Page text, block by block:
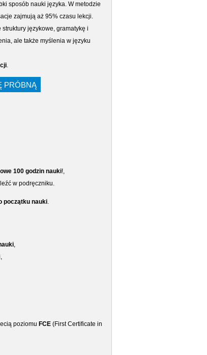
sposób nauki języka. W metodzie
zajmują aż 95% czasu lekcji.
językowe, gramatykę i
ale także myślenia w języku
.
PRÓBNĄ
100 godzin nauki!,
w podręczniku.
początku nauki.
,
poziomu FCE (First Certificate in